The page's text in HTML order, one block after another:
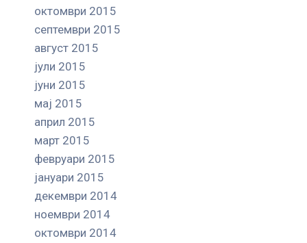
октомври 2015
септември 2015
август 2015
јули 2015
јуни 2015
мај 2015
април 2015
март 2015
февруари 2015
јануари 2015
декември 2014
ноември 2014
октомври 2014